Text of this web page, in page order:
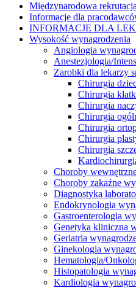
Międzynarodowa
Informacje dla
INFORMACJE DLA
Wysokość wynagrodzenia
Angiologia
Anestezjologia/
Zarobki dla lekarzy
Chirurgia
Chirurgia
Chirurgia
Chirurgia
Chirurgia
Chirurgia
Chirurgia
Choroby
Choroby zakaźne
Diagnostyka
Endokrynologia
Gastroenterologia
Genetyka kliniczna
Geriatria
Ginekologia
Hematologia/
Histopatologia
Kardiologia